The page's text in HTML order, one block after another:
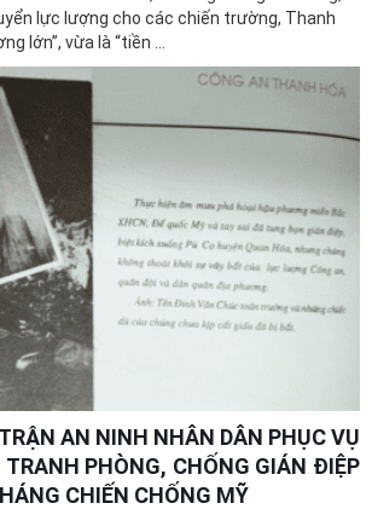
lớn”, vừa là “tiền ...
AN NINH NHÂN DÂN PHỤC VỤ
PHÒNG, CHỐNG GIÁN ĐIỆP
CHIẾN CHỐNG MỸ
khi Hiệp định Giơ-ne-vơ về Đông Dương